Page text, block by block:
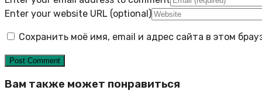
Enter your website URL (optional)
Сохранить моё имя, email и адрес сайта в этом
Вам также может понравиться